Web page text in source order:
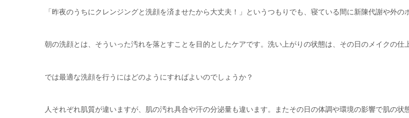
「昨夜のうちにクレンジングと洗顔を済ませたから大丈夫！」というつもりでも、寝ている間に新陳代謝や外の
朝の洗顔とは、そういった汚れを落とすことを目的としたケアです。洗い上がりの状態は、その日のメイクの仕
では最適な洗顔を行うにはどのようにすればよいのでしょうか？
人それぞれ肌質が違いますが、肌の汚れ具合や汗の分泌量も違います。またその日の体調や環境の影響で肌の状